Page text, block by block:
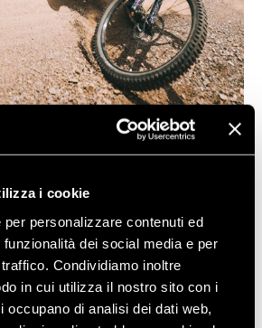
i cookie
personalizzare contenuti ed
dei social media e per
Condividiamo inoltre
in cui utilizza il nostro sito con i
occupano di analisi dei dati web,
SEASON